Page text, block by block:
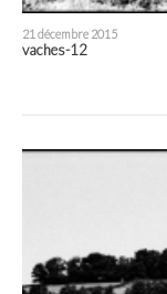
21 décembre 2015
vaches-12